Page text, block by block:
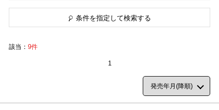
条件を指定して検索する
該当： 9件
1